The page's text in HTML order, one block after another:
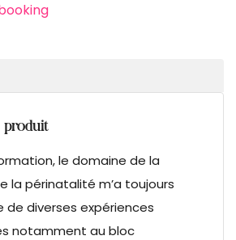
produit
le domaine de la
la périnatalité m’a toujours
de diverses expériences
notamment au bloc